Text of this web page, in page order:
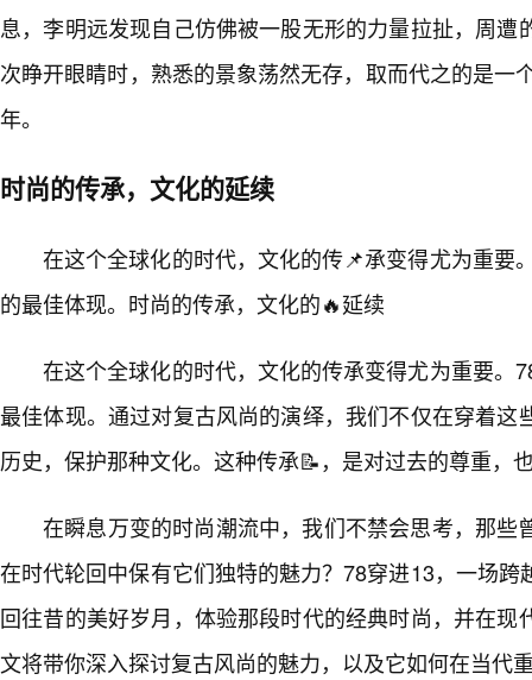
息，李明远发现自己仿佛被一股无形的力量拉扯，周遭
次睁开眼睛时，熟悉的景象荡然无存，取而代之的是
年。
时尚的传承，文化的延续
在这个全球化的时代，文化的传📌承变得尤为重要
的最佳体现。时尚的传承，文化的🔥延续
在这个全球化的时代，文化的传承变得尤为重要。
最佳体现。通过对复古风尚的演绎，我们不仅在穿着这
历史，保护那种文化。这种传承📝，是对过去的尊重，
在瞬息万变的时尚潮流中，我们不禁会思考，那些
在时代轮回中保有它们独特的魅力？78穿进13，一场
回往昔的美好岁月，体验那段时代的经典时尚，并在现
文将带你深入探讨复古风尚的魅力，以及它如何在当代